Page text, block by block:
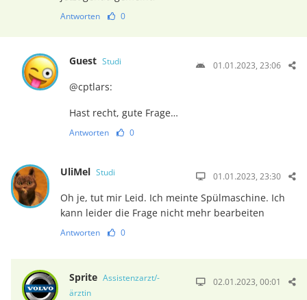
Antworten 0
Guest Studi 01.01.2023, 23:06
@cptlars:
Hast recht, gute Frage…
Antworten 0
UliMel Studi 01.01.2023, 23:30
Oh je, tut mir Leid. Ich meinte Spülmaschine. Ich
kann leider die Frage nicht mehr bearbeiten
Antworten 0
Sprite Assistenzarzt/-
ärztin
02.01.2023, 00:01